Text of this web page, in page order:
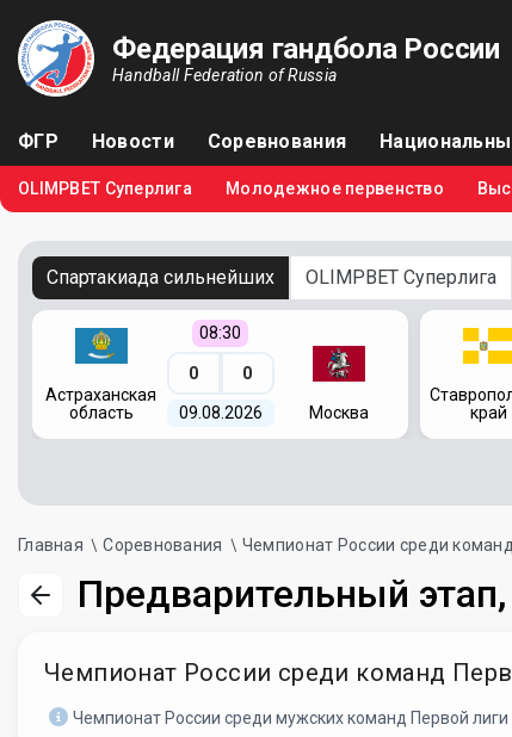
Федерация гандбола России
Handball Federation of Russia
ФГР Новости Соревнования
OLIMPBET Суперлига Молодежное первенство
Спартакиада сильнейших OLIMPBET Суперлига
Астраханская
область
08:30
0 0
09.08.2026 Москва
край
Главная Соревнования Чемпионат России среди
Предварительный
Чемпионат России среди команд
Чемпионат России среди мужских команд Первой лиги